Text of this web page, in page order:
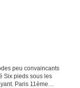
peu convaincants
Six pieds sous les
Paris 11ème